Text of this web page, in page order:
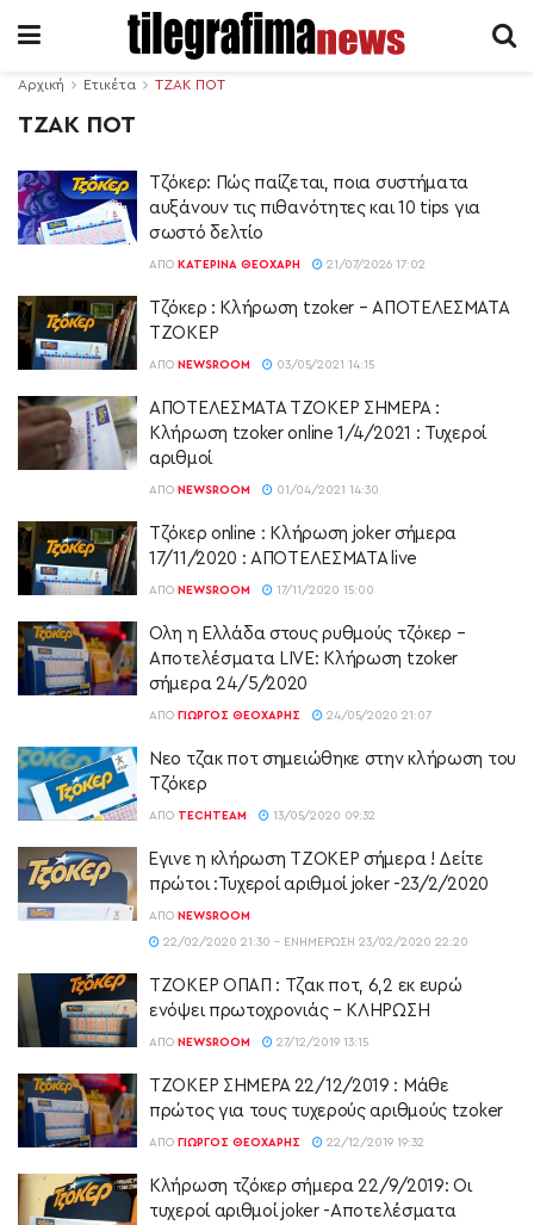
Αρχική Ετικέτα ΤΖΑΚ ΠΟΤ
ΤΖΑΚ ΠΟΤ
Τζόκερ: Πώς παίζεται, ποια συστήματα
αυξάνουν τις πιθανότητες και 10 tips για
σωστό δελτίο
ΑΠΌ ΚΑΤΕΡΊΝΑ ΘΕΟΧΆΡΗ 21/07/2026 17:02
Τζόκερ : Κλήρωση tzoker – ΑΠΟΤΕΛΕΣΜΑΤΑ
ΤΖΟΚΕΡ
ΑΠΌ NEWSROOM 03/05/2021 14:15
ΑΠΟΤΕΛΕΣΜΑΤΑ ΤΖΟΚΕΡ ΣΗΜΕΡΑ :
Κλήρωση tzoker online 1/4/2021 : Τυχεροί
αριθμοί
ΑΠΌ NEWSROOM 01/04/2021 14:30
Τζόκερ online : Κλήρωση joker σήμερα
17/11/2020 : ΑΠΟΤΕΛΕΣΜΑΤΑ live
ΑΠΌ NEWSROOM 17/11/2020 15:00
Ολη η Ελλάδα στους ρυθμούς τζόκερ –
Αποτελέσματα LIVE: Κλήρωση tzoker
σήμερα 24/5/2020
ΑΠΌ ΓΙΏΡΓΟΣ ΘΕΟΧΆΡΗΣ 24/05/2020 21:07
Νεο τζακ ποτ σημειώθηκε στην κλήρωση του
Τζόκερ
ΑΠΌ TECHTEAM 13/05/2020 09:32
Έγινε η κλήρωση ΤΖΟΚΕΡ σήμερα ! Δείτε
πρώτοι :Τυχεροί αριθμοί joker -23/2/2020
ΑΠΌ NEWSROOM
22/02/2020 21:30 - ΕΝΗΜΈΡΩΣΗ 23/02/2020 22:20
ΤΖΟΚΕΡ ΟΠΑΠ : Τζακ ποτ, 6,2 εκ ευρώ
ενόψει πρωτοχρονιάς – ΚΛΗΡΩΣΗ
ΑΠΌ NEWSROOM 27/12/2019 13:15
ΤΖΟΚΕΡ ΣΗΜΕΡΑ 22/12/2019 : Μάθε
πρώτος για τους τυχερούς αριθμούς tzoker
ΑΠΌ ΓΙΏΡΓΟΣ ΘΕΟΧΆΡΗΣ 22/12/2019 19:32
Κλήρωση τζόκερ σήμερα 22/9/2019: Οι
τυχεροί αριθμοί joker -Αποτελέσματα